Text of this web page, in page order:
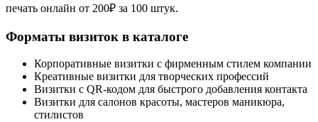
печать онлайн от 200₽ за 100 штук.
Форматы визиток в каталоге
Корпоративные визитки с фирменным стилем компании
Креативные визитки для творческих профессий
Визитки с QR-кодом для быстрого добавления контакта
Визитки для салонов красоты, мастеров маникюра,
стилистов